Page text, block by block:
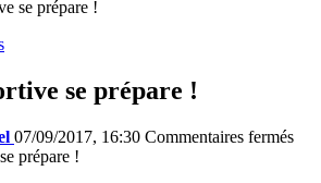
se prépare !
se prépare !
07/09/2017, 16:30 Commentaires fermés
prépare !